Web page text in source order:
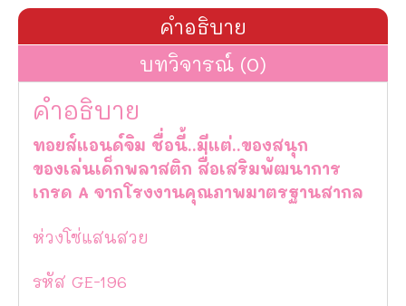
คำอธิบาย
บทวิจารณ์ (0)
คำอธิบาย
ทอยส์แอนด์จิม ชื่อนี้..มีแต่..ของสนุก
ของเล่นเด็กพลาสติก สื่อเสริมพัฒนาการ
เกรด A จากโรงงานคุณภาพมาตรฐานสากล
ห่วงโซ่แสนสวย
รหัส GE-196